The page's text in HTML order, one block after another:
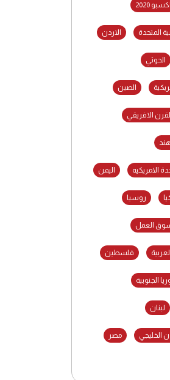
اكسبو 2020
المتحدة الاردن
الحوثي
الصين
الافريقي
الامريكيه اليمن
روسيا
العمل
فلسطين
الجنوبية
لبنان
الخليجي مصر